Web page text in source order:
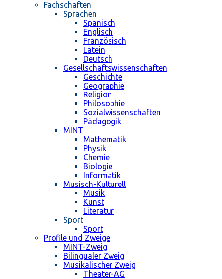
Fachschaften
Sprachen
Spanisch
Englisch
Französisch
Latein
Deutsch
Gesellschaftswissenschaften
Geschichte
Geographie
Religion
Philosophie
Sozialwissenschaften
Pädagogik
MINT
Mathematik
Physik
Chemie
Biologie
Informatik
Musisch-Kulturell
Musik
Kunst
Literatur
Sport
Sport
Profile und Zweige
MINT-Zweig
Bilingualer Zweig
Musikalischer Zweig
Theater-AG